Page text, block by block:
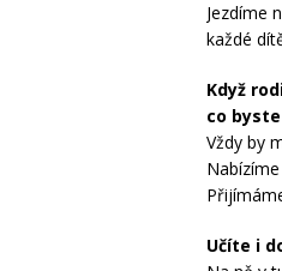
Jezdíme
každé
Když
co
Vždy by
Učíte i